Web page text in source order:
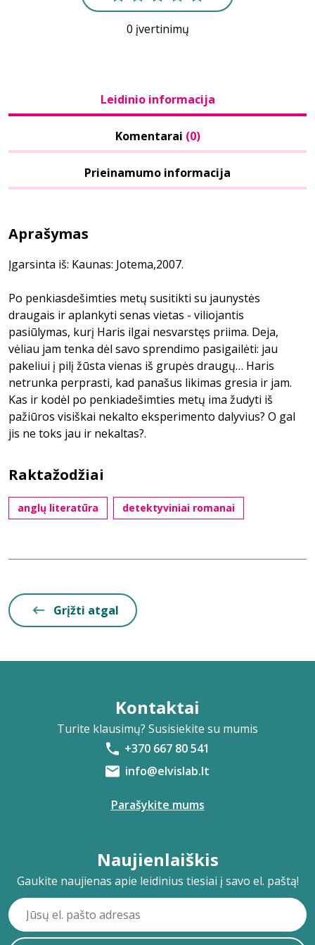
0 įvertinimų
Leidinio informacija
Komentarai (0)
Prieinamumo informacija
Aprašymas
Įgarsinta iš: Kaunas: Jotema,2007.
Po penkiasdešimties metų susitikti su jaunystės
draugais ir aplankyti senas vietas - viliojantis
pasiūlymas, kurį Haris ilgai nesvarstęs priima. Deja,
vėliau jam tenka dėl savo sprendimo pasigailėti: jau
pakeliui į pilį žūsta vienas iš grupės draugų… Haris
netrunka perprasti, kad panašus likimas gresia ir jam.
Kas ir kodėl po penkiadešimties metų ima žudyti iš
pažiūros visiškai nekalto eksperimento dalyvius? O gal
jis ne toks jau ir nekaltas?.
Raktažodžiai
anglų literatūra detektyviniai romanai
Grįžti atgal
Kontaktai
Turite klausimų? Susisiekite su mumis
+370 667 80 541
info@elvislab.lt
Parašykite mums
Naujienlaiškis
Gaukite naujienas apie leidinius tiesiai į savo el. paštą!